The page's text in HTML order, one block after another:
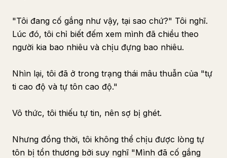
"Tôi đang cố gắng như vậy, tại sao chứ?" Tôi nghĩ.
Lúc đó, tôi chỉ biết đếm xem mình đã chiều theo
người kia bao nhiêu và chịu đựng bao nhiêu.
Nhìn lại, tôi đã ở trong trạng thái mâu thuẫn của "tự
ti cao độ và tự tôn cao độ."
Vô thức, tôi thiếu tự tin, nên sợ bị ghét.
Nhưng đồng thời, tôi không thể chịu được lòng tự
tôn bị tổn thương bởi suy nghĩ "Mình đã cố gắng